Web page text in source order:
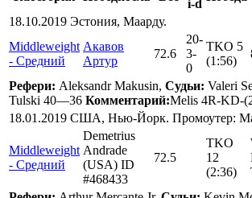
i-d
18.10.2019 Эстония, Маарду.
Middleweight
- Средний
Акавов
Артур
72.6
20-
3-
0
TKO 5
(1:56)
Рефери: Aleksandr Makusin, Судьи: Valeri
Tulski 40—36 Комментарий:Melis 4R-KD-
18.01.2019 США, Нью-Йорк. Промоутер:
Middleweight
- Средний
Demetrius
Andrade
(USA) ID
#468433
72.5
TKO
12
(2:36)